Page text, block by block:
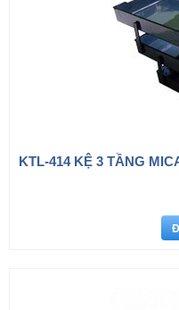
KTL-414 KỆ 3 TẦNG